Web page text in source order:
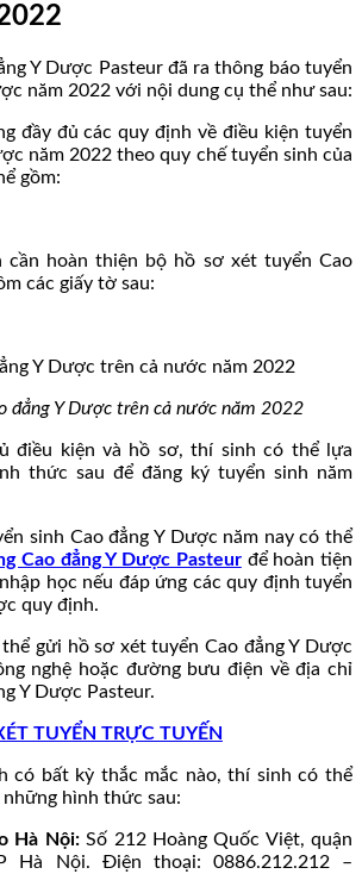
Y Dược Pasteur đã ra thông báo tuyển
năm 2022 với nội dung cụ thể như sau:
đầy đủ các quy định về điều kiện tuyển
năm 2022 theo quy chế tuyển sinh của
gồm:
hoàn thiện bộ hồ sơ xét tuyển Cao
các giấy tờ sau:
đẳng Y Dược trên cả nước năm 2022
điều kiện và hồ sơ, thí sinh có thể lựa
thức sau để đăng ký tuyển sinh năm
sinh Cao đẳng Y Dược năm nay có thể
Cao đẳng Y Dược Pasteurđể hoàn tiện
học nếu đáp ứng các quy định tuyển
quy định.
gửi hồ sơ xét tuyển Cao đẳng Y Dược
nghệ hoặc đường bưu điện về địa chỉ
Y Dược Pasteur.
TUYỂN TRỰC TUYẾN
có bất kỳ thắc mắc nào, thí sinh có thể
hình thức sau:
Hà Nội:Số 212 Hoàng Quốc Việt, quận
Hà Nội. Điện thoại: 0886.212.212 –